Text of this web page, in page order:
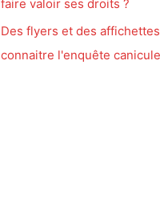
faire valoir ses droits ?
Des flyers et des
connaitre l'enquête canicule